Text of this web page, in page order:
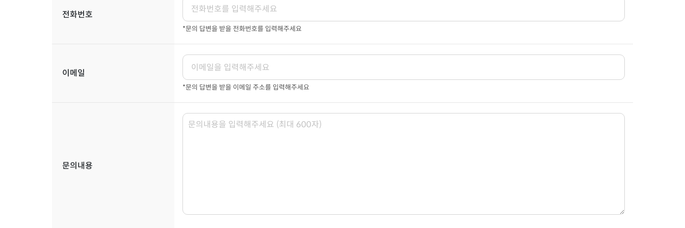
전화번호
*문의 답변을 받을 전화번호를 입력해주세요
이메일
*문의 답변을 받을 이메일 주소를 입력해주세요
문의내용